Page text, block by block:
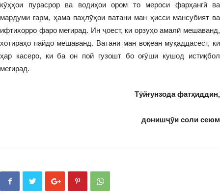
кӯҳҳои пурасрор ва водиҳои ором то мероси фарҳангӣ ва
мардуми гарм, ҳама паҳлӯҳои ватани ман ҳисси мансубият ва
ифтихорро фаро мегирад. Ин ҷоест, ки орзуҳо амалӣ мешаванд,
хотираҳо пайдо мешаванд. Ватани ман воқеан муқаддасест, ки
ҳар касеро, ки ба он пой гузошт бо оғӯши кушод истиқбол
мегирад.
Тӯйғунзода фатҳиддин,
донишҷӯи соли сеюм